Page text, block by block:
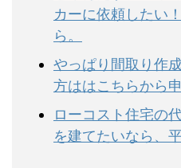
カーに依頼したい
ら。
やっぱり間取り作
方ははこちらから
ローコスト住宅の
を建てたいなら、